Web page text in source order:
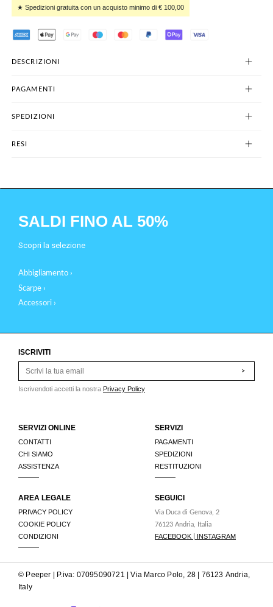
★ Spedizioni gratuita con un acquisto minimo di € 100,00
DESCRIZIONI
PAGAMENTI
SPEDIZIONI
RESI
SALDI FINO AL 50%
Scopri la selezione
Abbigliamento ›
Scarpe ›
Accessori ›
ISCRIVITI
>
Iscrivendoti accetti la nostra Privacy Policy
SERVIZI ONLINE
CONTATTI
CHI SIAMO
ASSISTENZA
SERVIZI
PAGAMENTI
SPEDIZIONI
RESTITUZIONI
AREA LEGALE
PRIVACY POLICY
COOKIE POLICY
CONDIZIONI
SEGUICI
Via Duca di Genova, 2
76123 Andria, Italia
FACEBOOK INSTAGRAM
© Peeper | P.iva: 07095090721 | Via Marco Polo, 28 | 76123 Andria,
Italy